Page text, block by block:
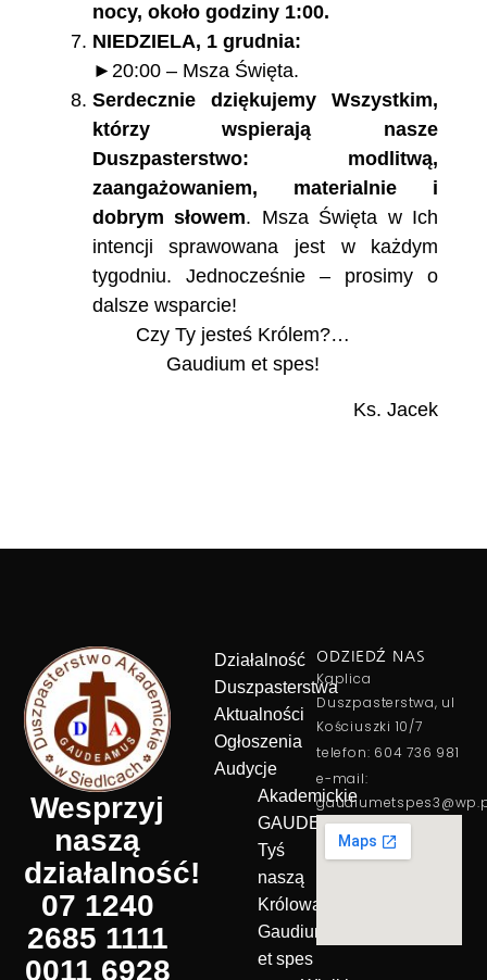
nocy, około godziny 1:00.
NIEDZIELA, 1 grudnia:
►20:00 – Msza Święta.
Serdecznie dziękujemy Wszystkim,
którzy wspierają nasze
Duszpasterstwo: modlitwą,
zaangażowaniem, materialnie i
dobrym słowem. Msza Święta w Ich
intencji sprawowana jest w każdym
tygodniu. Jednocześnie – prosimy o
dalsze wsparcie!
Czy Ty jesteś Królem?…
Gaudium et spes!
Ks. Jacek
Wesprzyj
naszą
działalność!
07 1240
2685 1111
0011 6928
Działalność
Duszpasterstwa
Aktualności
Ogłoszenia
Audycje
Akademickie
GAUDEAMUS
Tyś
naszą
Królową!
Gaudium
et spes
ODZIEDŹ NAS
Kaplica
Duszpasterstwa, ul
Kościuszki 10/7
telefon: 604 736 981
e-mail: